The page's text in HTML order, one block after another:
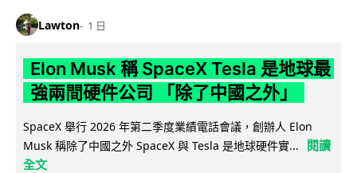
Lawton 1 日
Elon Musk 稱 SpaceX Tesla 是地球最
強兩間硬件公司 「除了中國之外」
SpaceX 舉行 2026 年第二季度業績電話會議，創辦人 Elon
Musk 稱除了中國之外 SpaceX 與 Tesla 是地球硬件實...
閱讀
全文